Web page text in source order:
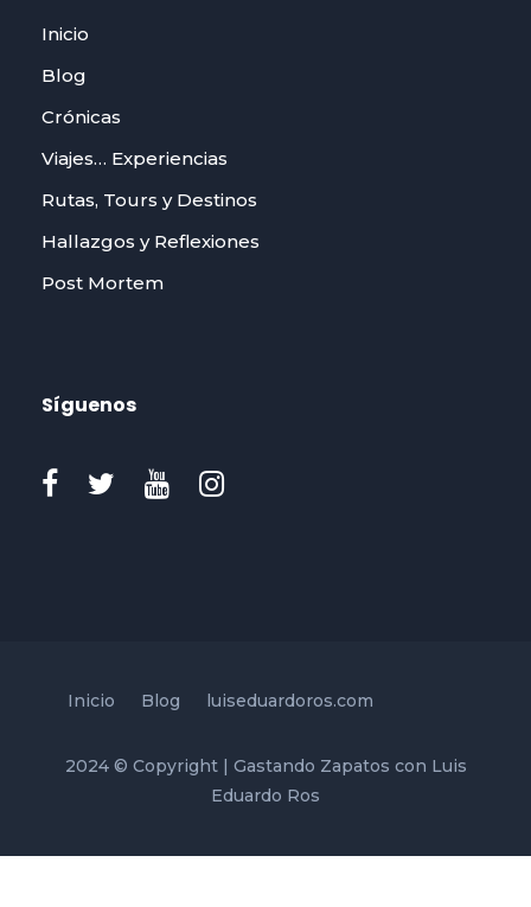
Inicio
Blog
Crónicas
Viajes… Experiencias
Rutas, Tours y Destinos
Hallazgos y Reflexiones
Post Mortem
Síguenos
Inicio Blog luiseduardoros.com
2024 © Copyright | Gastando Zapatos con Luis
Eduardo Ros